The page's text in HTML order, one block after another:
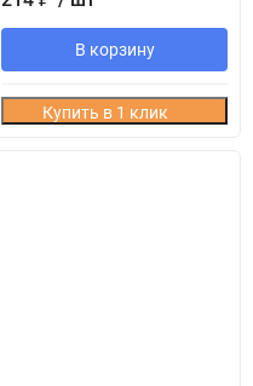
В корзину
Купить в 1 клик